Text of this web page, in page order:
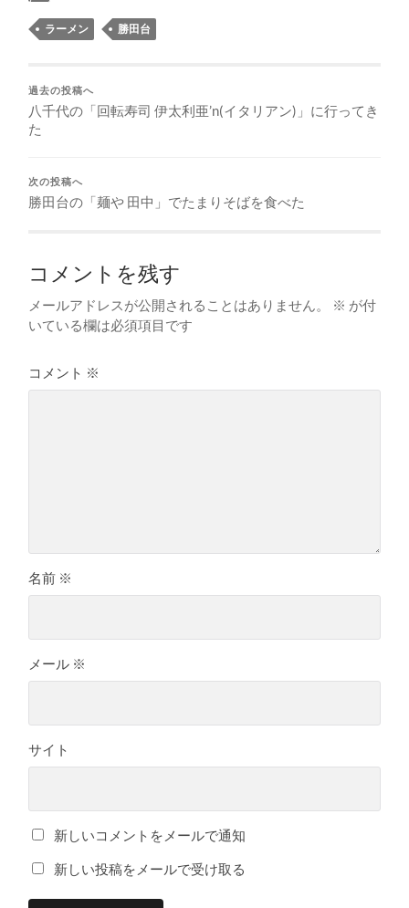
ラーメン 勝田台
過去の投稿へ
八千代の「回転寿司 伊太利亜’n(イタリアン)」に行ってき
た
次の投稿へ
勝田台の「麺や 田中」でたまりそばを食べた
コメントを残す
メールアドレスが公開されることはありません。 ※ が付
いている欄は必須項目です
コメント ※
名前 ※
メール ※
サイト
新しいコメントをメールで通知
新しい投稿をメールで受け取る